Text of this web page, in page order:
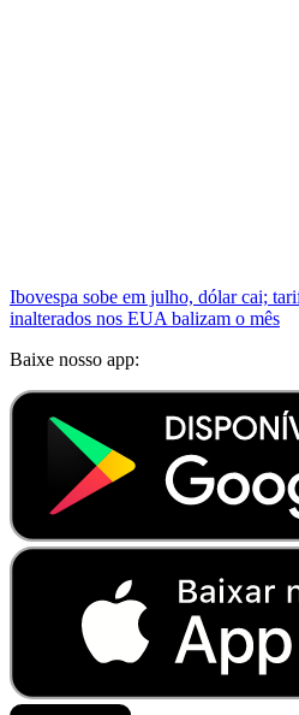
Ibovespa sobe em julho, dólar cai;
inalterados nos EUA balizam o mês
Baixe nosso app: